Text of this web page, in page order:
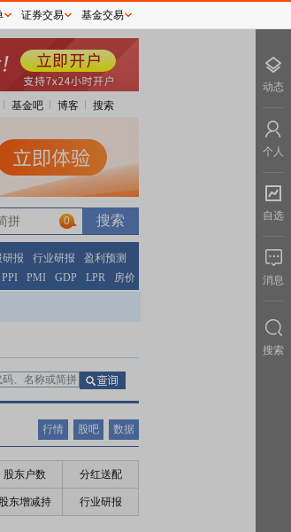
基金吧 博客 搜索
0
研报 行业研报
盈利预测
PPI PMI GDP LPR 房价
行情 股吧 数据
股东户数 分红送配
股东增减持 行业研报
证券交易 基金交易
动态
个人
自选
消息
搜索